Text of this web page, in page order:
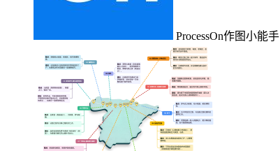
ProcessOn作图小能手